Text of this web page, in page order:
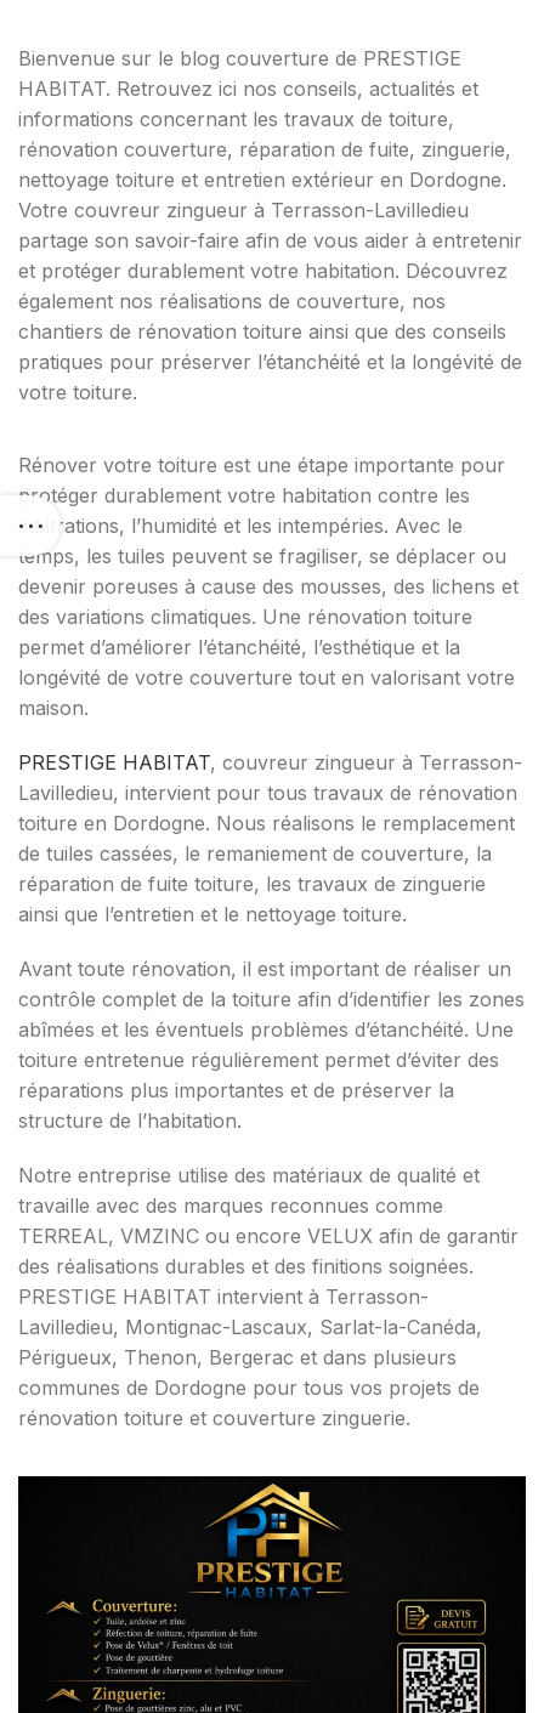
Bienvenue sur le blog couverture de PRESTIGE
HABITAT. Retrouvez ici nos conseils, actualités et
informations concernant les travaux de toiture,
rénovation couverture, réparation de fuite, zinguerie,
nettoyage toiture et entretien extérieur en Dordogne.
Votre couvreur zingueur à Terrasson-Lavilledieu
partage son savoir-faire afin de vous aider à entretenir
et protéger durablement votre habitation. Découvrez
également nos réalisations de couverture, nos
chantiers de rénovation toiture ainsi que des conseils
pratiques pour préserver l’étanchéité et la longévité de
votre toiture.
Rénover votre toiture est une étape importante pour
protéger durablement votre habitation contre les
infiltrations, l’humidité et les intempéries. Avec le
temps, les tuiles peuvent se fragiliser, se déplacer ou
devenir poreuses à cause des mousses, des lichens et
des variations climatiques. Une rénovation toiture
permet d’améliorer l’étanchéité, l’esthétique et la
longévité de votre couverture tout en valorisant votre
maison.
PRESTIGE HABITAT, couvreur zingueur à Terrasson-
Lavilledieu, intervient pour tous travaux de rénovation
toiture en Dordogne. Nous réalisons le remplacement
de tuiles cassées, le remaniement de couverture, la
réparation de fuite toiture, les travaux de zinguerie
ainsi que l’entretien et le nettoyage toiture.
Avant toute rénovation, il est important de réaliser un
contrôle complet de la toiture afin d’identifier les zones
abîmées et les éventuels problèmes d’étanchéité. Une
toiture entretenue régulièrement permet d’éviter des
réparations plus importantes et de préserver la
structure de l’habitation.
Notre entreprise utilise des matériaux de qualité et
travaille avec des marques reconnues comme
TERREAL, VMZINC ou encore VELUX afin de garantir
des réalisations durables et des finitions soignées.
PRESTIGE HABITAT intervient à Terrasson-
Lavilledieu, Montignac-Lascaux, Sarlat-la-Canéda,
Périgueux, Thenon, Bergerac et dans plusieurs
communes de Dordogne pour tous vos projets de
rénovation toiture et couverture zinguerie.